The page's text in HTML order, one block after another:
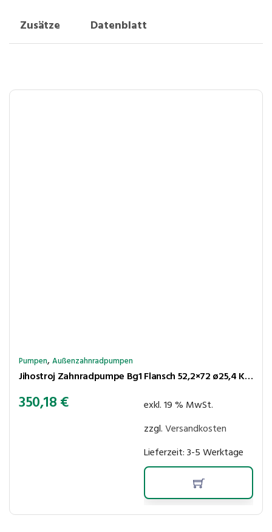
Zusätze Datenblatt
Pumpen,Außenzahnradpumpen
Jihostroj Zahnradpumpe Bg1 Flansch 52,2×72 ø25,4 Kegel 1:8 2,1cm³/U 280bar rechtsl Anschl LK30-30
350,18€
exkl. 19 % MwSt.
zzgl.Versandkosten
Lieferzeit:3-5 Werktage